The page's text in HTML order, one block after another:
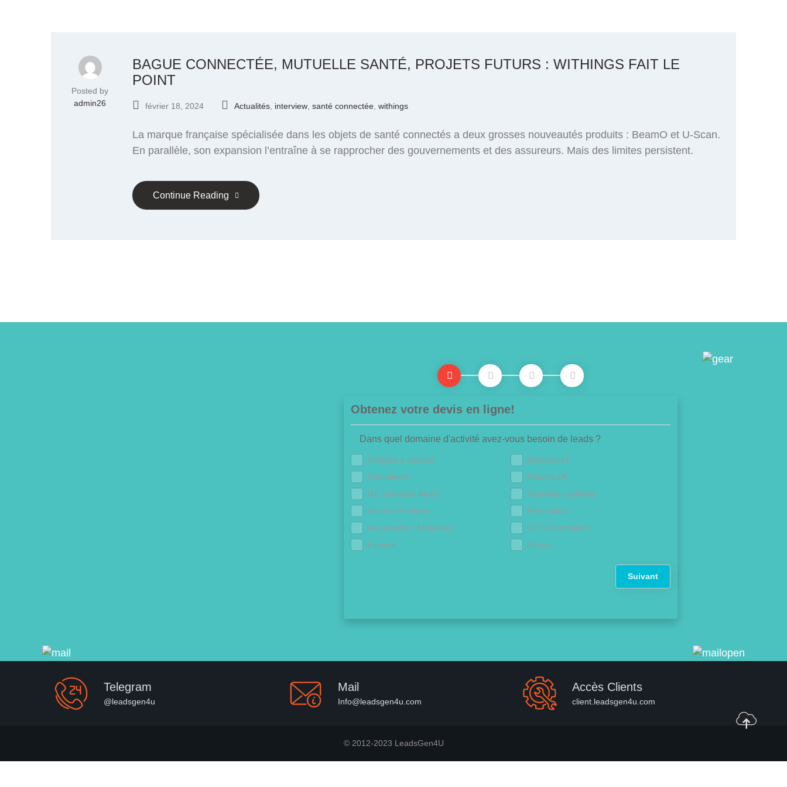
Posted by
admin26
BAGUE CONNECTÉE, MUTUELLE SANTÉ, PROJETS FUTURS : WITHINGS FAIT LE
POINT
février 18, 2024 Actualités interview santé connectée withings
La marque française spécialisée dans les objets de santé connectés a deux grosses nouveautés produits : BeamO et U-Scan.
En parallèle, son expansion l’entraîne à se rapprocher des gouvernements et des assureurs. Mais des limites persistent.
Continue Reading
Obtenez votre devis en ligne!
Dans quel domaine d'activité avez-vous besoin de leads ?
Pompes à chaleur
Isolation 1€
Chaudières
Douche 0€
ITE (Isolation Murs)
Panneaux solaires
Volets / Fenêtres
Rénovation
Assurances / Mutuelles
CPF (Formation)
Finance
Autres
Suivant
Telegram
@leadsgen4u
Mail
Info@leadsgen4u.com
Accès Clients
client.leadsgen4u.com
© 2012-2023 LeadsGen4U